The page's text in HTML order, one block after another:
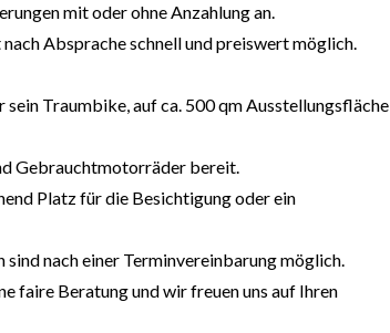
mit oder ohne Anzahlung an.
Absprache schnell und preiswert möglich.
sein Traumbike, auf ca. 500 qm Ausstellungsfläche
Gebrauchtmotorräder bereit.
Platz für die Besichtigung oder ein
nach einer Terminvereinbarung möglich.
faire Beratung und wir freuen uns auf Ihren